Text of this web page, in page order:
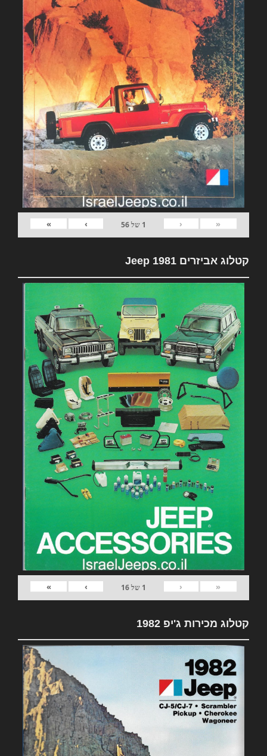
«
‹
1 של56
›
»
קטלוג אביזרים 1981 Jeep
«
‹
1 של16
›
»
קטלוג מכירות ג'יפ 1982